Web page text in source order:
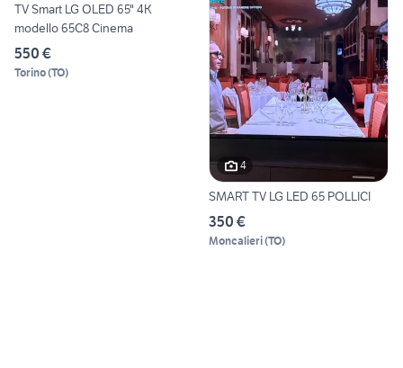
TV Smart LG OLED 65" 4K
modello 65C8 Cinema
550 €
Torino(TO)
4
SMART TV LG LED 65 POLLICI
350 €
Moncalieri(TO)